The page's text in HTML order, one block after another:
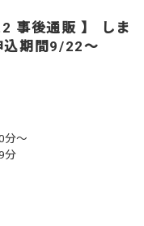
事後通販 】 しま
込期間9/22～
分～
分